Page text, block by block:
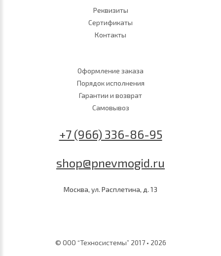
Реквизиты
Сертификаты
Контакты
Оформление заказа
Порядок исполнения
Гарантии и возврат
Самовывоз
+7 (966) 336-86-95
shop@pnevmogid.ru
Москва, ул. Расплетина, д. 13
© ООО “Техносистемы” 2017 • 2026